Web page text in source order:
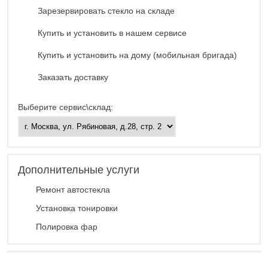
Зарезервировать стекло на складе
Купить и установить в нашем сервисе
Купить и установить на дому (мобильная бригада)
Заказать доставку
Выберите сервис\склад:
Дополнительные услуги
Ремонт автостекла
Установка тонировки
Полировка фар